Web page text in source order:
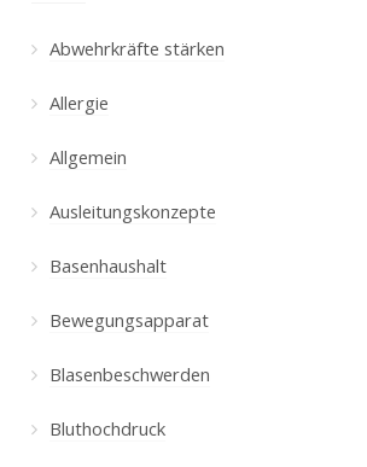
Abwehrkräfte stärken
Allergie
Allgemein
Ausleitungskonzepte
Basenhaushalt
Bewegungsapparat
Blasenbeschwerden
Bluthochdruck